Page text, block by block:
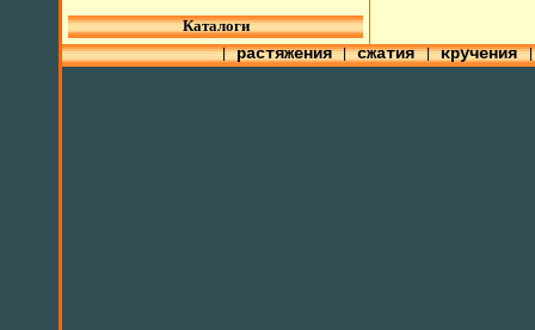
Каталоги
|растяжения|сжатия|кручения